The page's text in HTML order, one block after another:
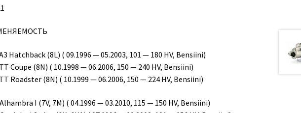
Hatchback (8L) ( 09.1996 — 05.2003, 101 — 180 HV, Bensiini)
Coupe (8N) ( 10.1998 — 06.2006, 150 — 240 HV, Bensiini)
Roadster (8N) ( 10.1999 — 06.2006, 150 — 224 HV, Bensiini)
I (7V, 7M) ( 04.1996 — 03.2010, 115 — 150 HV, Bensiini)